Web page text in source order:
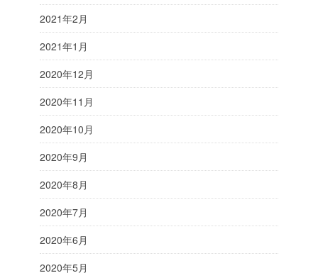
2021年2月
2021年1月
2020年12月
2020年11月
2020年10月
2020年9月
2020年8月
2020年7月
2020年6月
2020年5月